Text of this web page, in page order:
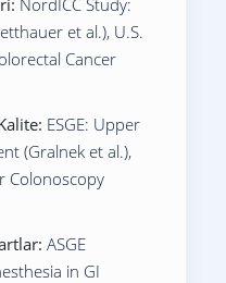
NordICC Study:
et al.), U.S.
Cancer
ESGE: Upper
(Gralnek et al.),
Colonoscopy
ASGE
in GI